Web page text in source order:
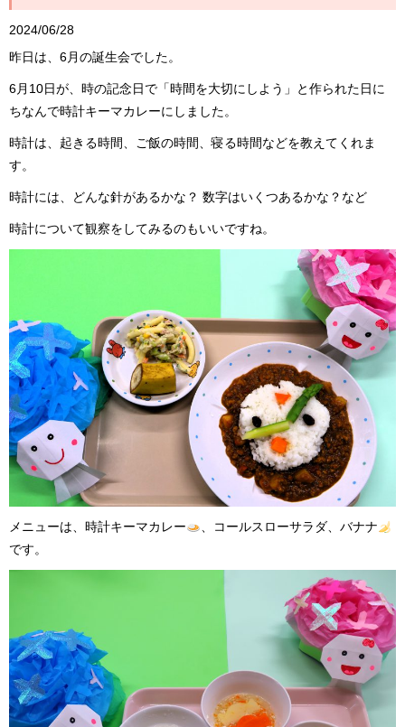
2024/06/28
昨日は、6月の誕生会でした。
6月10日が、時の記念日で「時間を大切にしよう」と作られた日に
ちなんで時計キーマカレーにしました。
時計は、起きる時間、ご飯の時間、寝る時間などを教えてくれま
す。
時計には、どんな針があるかな？ 数字はいくつあるかな？など
時計について観察をしてみるのもいいですね。
メニューは、時計キーマカレー
、コールスローサラダ、バナナ
です。